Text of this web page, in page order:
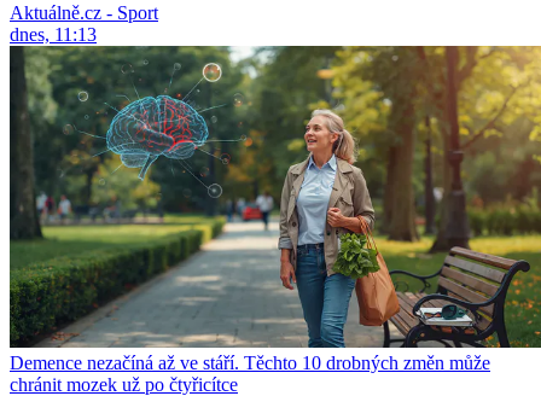
Aktuálně.cz - Sport
dnes, 11:13
Demence nezačíná až ve stáří. Těchto 10 drobných změn může
chránit mozek už po čtyřicítce